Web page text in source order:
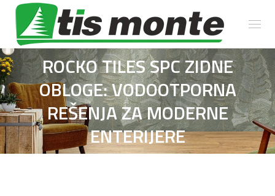
ROCKO TILES SPC ZIDNE
OBLOGE: VODOOTPORNA
REŠENJA ZA MODERNE
ENTERIJERE
You are here: